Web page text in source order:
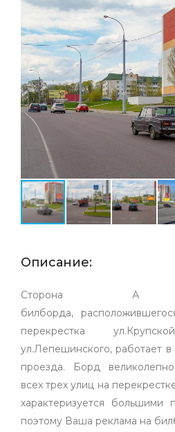
Описание:
Сторона А
билборда,
перекрестка
ул.Лепешинского, работает
проезда. Борд
всех трех улиц на
характеризуется
поэтому Ваша реклама на